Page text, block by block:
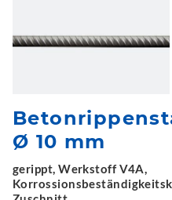
Ø 10 mm
gerippt, Werkstoff V4A,